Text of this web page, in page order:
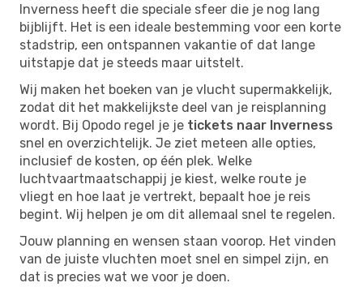
Inverness heeft die speciale sfeer die je nog lang
bijblijft. Het is een ideale bestemming voor een korte
stadstrip, een ontspannen vakantie of dat lange
uitstapje dat je steeds maar uitstelt.
Wij maken het boeken van je vlucht supermakkelijk,
zodat dit het makkelijkste deel van je reisplanning
wordt. Bij Opodo regel je je tickets naar Inverness
snel en overzichtelijk. Je ziet meteen alle opties,
inclusief de kosten, op één plek. Welke
luchtvaartmaatschappij je kiest, welke route je
vliegt en hoe laat je vertrekt, bepaalt hoe je reis
begint. Wij helpen je om dit allemaal snel te regelen.
Jouw planning en wensen staan voorop. Het vinden
van de juiste vluchten moet snel en simpel zijn, en
dat is precies wat we voor je doen.